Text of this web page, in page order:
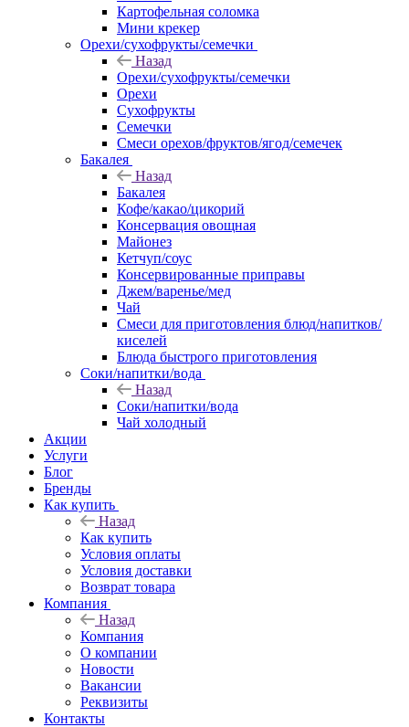
Картофельная соломка
Мини крекер
Орехи/сухофрукты/семечки
Назад
Орехи/сухофрукты/семечки
Орехи
Сухофрукты
Семечки
Смеси орехов/фруктов/ягод/семечек
Бакалея
Назад
Бакалея
Кофе/какао/цикорий
Консервация овощная
Майонез
Кетчуп/соус
Консервированные приправы
Джем/варенье/мед
Чай
Смеси для приготовления блюд/напитков/
киселей
Блюда быстрого приготовления
Соки/напитки/вода
Назад
Соки/напитки/вода
Чай холодный
Акции
Услуги
Блог
Бренды
Как купить
Назад
Как купить
Условия оплаты
Условия доставки
Возврат товара
Компания
Назад
Компания
О компании
Новости
Вакансии
Реквизиты
Контакты